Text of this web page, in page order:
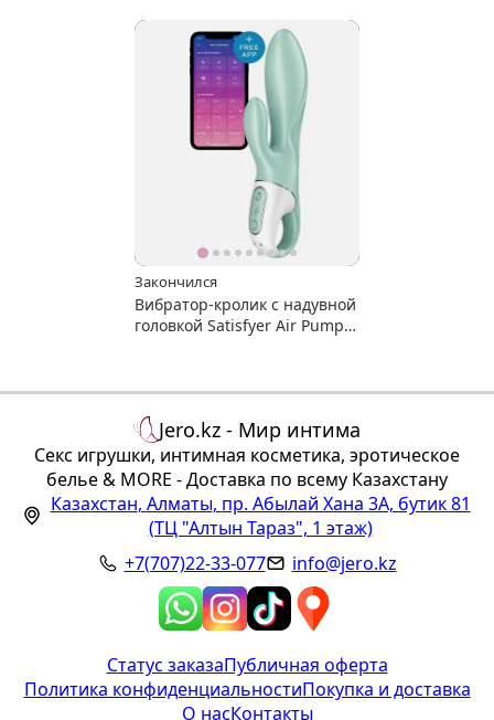
Закончился
Вибратор-кролик с надувной
головкой Satisfyer Air Pump
Jero.kz - Мир интима
Секс игрушки, интимная косметика, эротическое
белье & MORE - Доставка по всему Казахстану
Казахстан, Алматы, пр. Абылай Хана 3А, бутик 81
(ТЦ "Алтын Тараз", 1 этаж)
+7(707)22-33-077
info@jero.kz
Статус заказаПубличная оферта
Политика конфиденциальностиПокупка и доставка
О насКонтакты